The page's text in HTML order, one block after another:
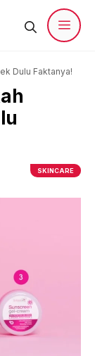
Dulu Faktanya!
SKINCARE